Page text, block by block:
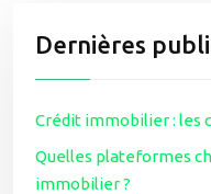
Dernières
Crédit immobilier : les
Quelles plateformes
immobilier ?